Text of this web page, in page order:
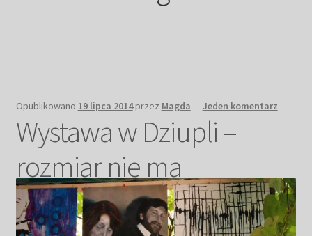
Tarot
Wabi sabi
Aukcja
Opublikowano 19 lipca 2014 przez Magda —Jeden komentarz
Wystawa w Dziupli –
rozmiar nie ma
znaczenia!